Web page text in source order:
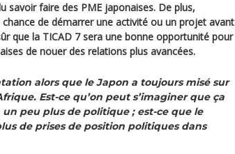
savoir faire des PME japonaises. De plus,
chance de démarrer une activité ou un projet avant
que la TICAD 7 sera une bonne opportunité pour
de nouer des relations plus avancées.
alors que le Japon a toujours misé sur
Est-ce qu’on peut s’imaginer que ça
un peu plus de politique ; est-ce que le
de prises de position politiques dans